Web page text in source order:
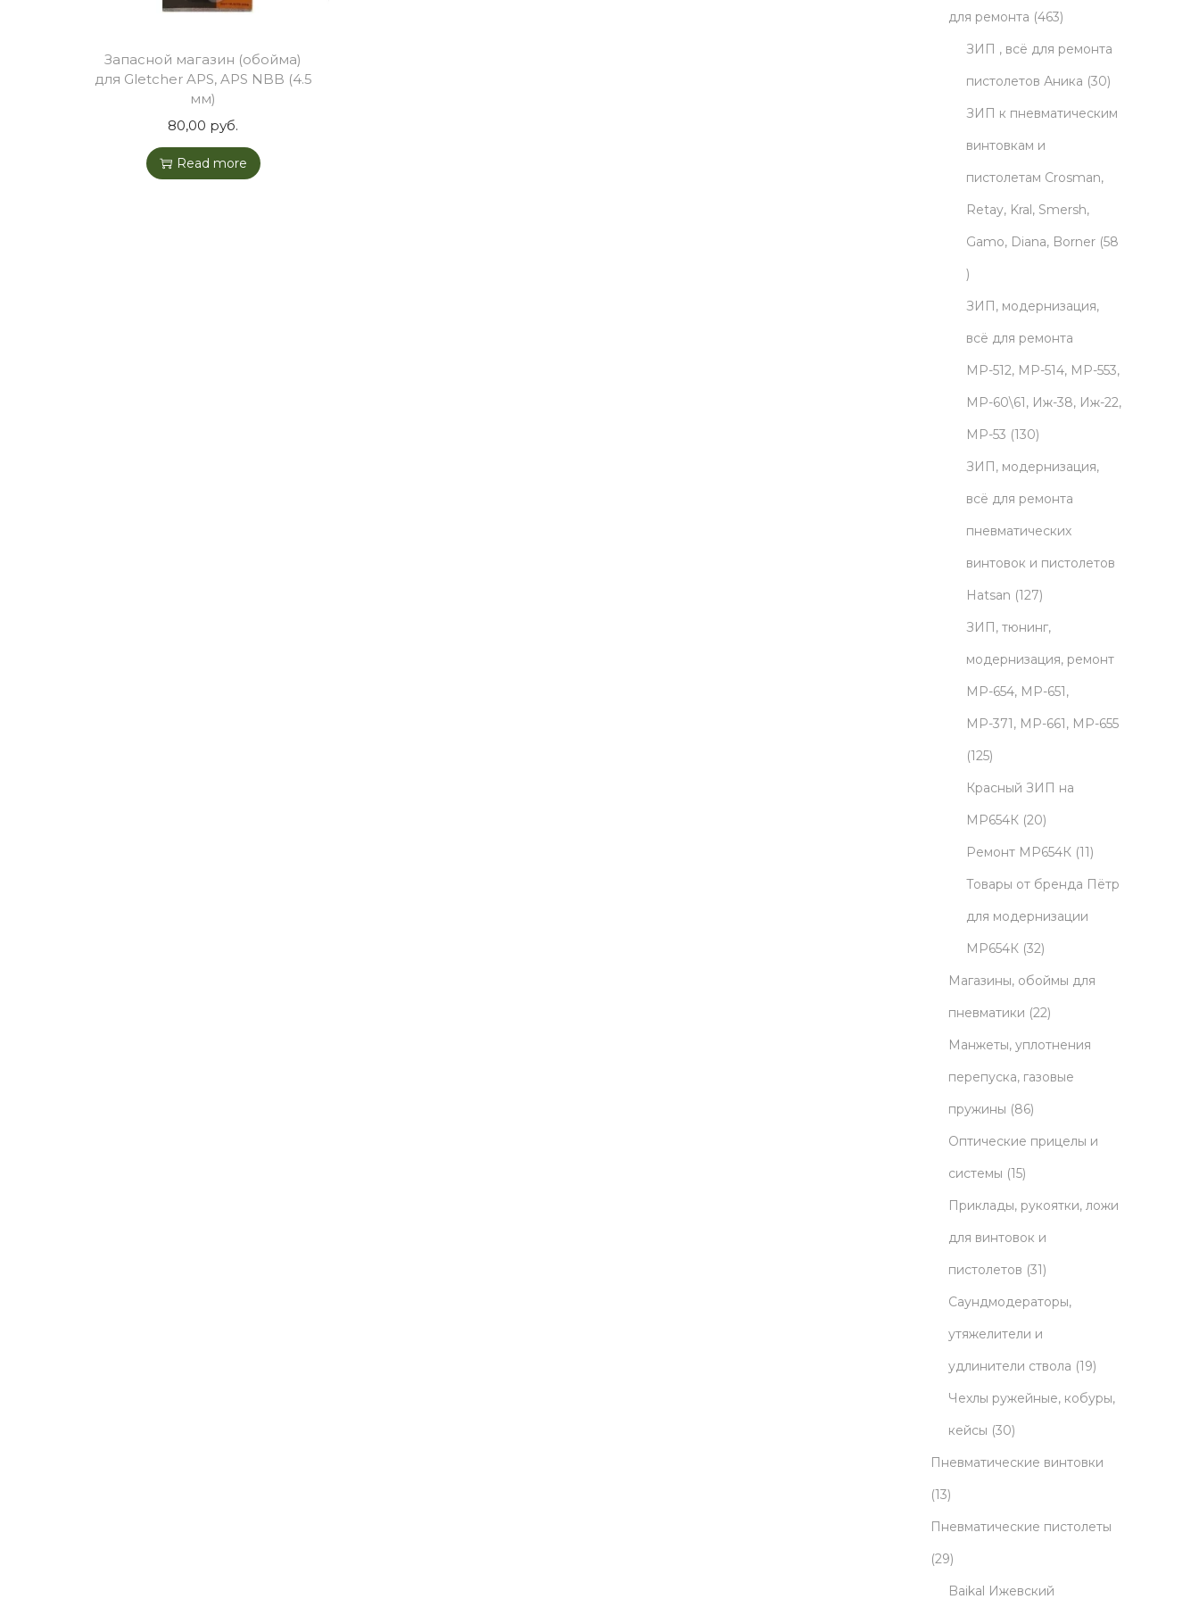
Запасной магазин (обойма)
для Gletcher APS, APS NBB (4.5
мм)
80,00 руб.
Read more
t
s
u
c
t
o
d
u
c
t
s
o
d
u
c
t
s
p
r
o
d
u
c
t
s
для ремонта 4634
6
3
p
o
d
u
t
s
ЗИП , всё для ремонта
пистолетов Аника 303
0
d
s
ЗИП к пневматическим
винтовкам и
пистолетам Crosman,
Retay, Kral, Smersh,
Gamo, Diana, Borner 58
5
8
p
r
o
d
u
c
t
s
ЗИП, модернизация,
всё для ремонта
МР-512, МР-514, МР-553,
МР-60\61, Иж-38, Иж-22,
МР-53 1301
3
0
p
r
o
d
u
c
t
ЗИП, модернизация,
всё для ремонта
пневматических
винтовок и пистолетов
Hatsan 1271
2
7
p
r
d
u
c
t
s
ЗИП, тюнинг,
модернизация, ремонт
МР-654, МР-651,
МР-371, МР-661, МР-655
1251
2
5
p
r
o
d
u
c
t
s
Красный ЗИП на
МР654К 202
0
p
r
o
d
u
c
t
Ремонт МР654К 111
1
o
u
s
Товары от бренда Пётр
для модернизации
МР654К 323
2
p
r
o
u
t
s
Магазины, обоймы для
пневматики 222
2
p
o
u
s
Манжеты, уплотнения
перепуска, газовые
пружины
868
6
r
o
d
u
c
t
s
Оптические прицелы и
системы 151
5
p
o
d
u
c
s
Приклады, рукоятки, ложи
для винтовок и
пистолетов 313
1
r
o
u
t
Саундмодераторы,
утяжелители и
удлинители ствола 191
9
r
d
Чехлы ружейные, кобуры,
кейсы 303
0
r
d
Пневматические винтовки
131
3
p
r
Пневматические пистолеты
292
9
Baikal Ижевский